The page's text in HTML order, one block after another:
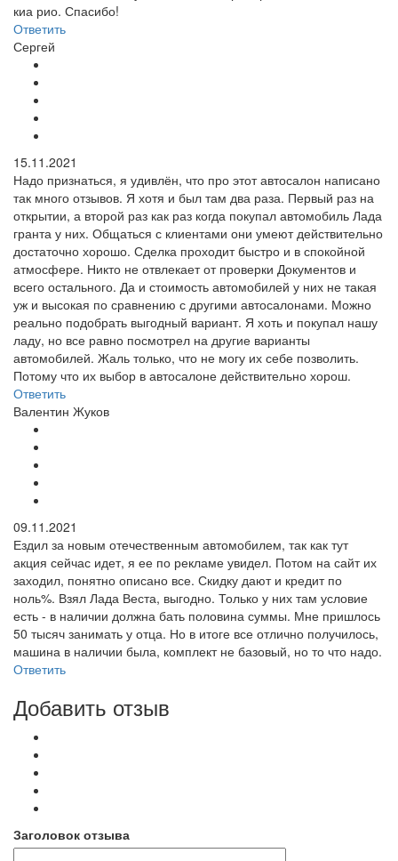
киа рио. Спасибо!
Ответить
Сергей
15.11.2021
Надо признаться, я удивлён, что про этот автосалон написано
так много отзывов. Я хотя и был там два раза. Первый раз на
открытии, а второй раз как раз когда покупал автомобиль Лада
гранта у них. Общаться с клиентами они умеют действительно
достаточно хорошо. Сделка проходит быстро и в спокойной
атмосфере. Никто не отвлекает от проверки Документов и
всего остального. Да и стоимость автомобилей у них не такая
уж и высокая по сравнению с другими автосалонами. Можно
реально подобрать выгодный вариант. Я хоть и покупал нашу
ладу, но все равно посмотрел на другие варианты
автомобилей. Жаль только, что не могу их себе позволить.
Потому что их выбор в автосалоне действительно хорош.
Ответить
Валентин Жуков
09.11.2021
Ездил за новым отечественным автомобилем, так как тут
акция сейчас идет, я ее по рекламе увидел. Потом на сайт их
заходил, понятно описано все. Скидку дают и кредит по
ноль%. Взял Лада Веста, выгодно. Только у них там условие
есть - в наличии должна бать половина суммы. Мне пришлось
50 тысяч занимать у отца. Но в итоге все отлично получилось,
машина в наличии была, комплект не базовый, но то что надо.
Ответить
Добавить отзыв
Заголовок отзыва